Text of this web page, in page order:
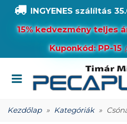
INGYENES szálíltás
15% kedvezmény teljes
Kuponkód: PP-15
Kezdőlap » Kategóriák »